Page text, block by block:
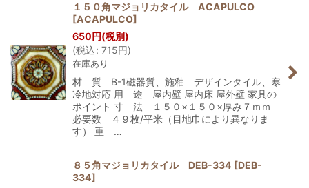
１５０角マジョリカタイル ACAPULCO
[ACAPULCO]
650円(税別)
(税込: 715円)
在庫あり
材 質 B-1磁器質、施釉 デザインタイル、寒
冷地対応 用 途 屋内壁 屋内床 屋外壁 家具の
ポイント 寸 法 １５０×１５０×厚み７ｍｍ
必要数 ４９枚/平米（目地巾により異なりま
す） 重 …
８５角マジョリカタイル DEB-334 [DEB-
334]